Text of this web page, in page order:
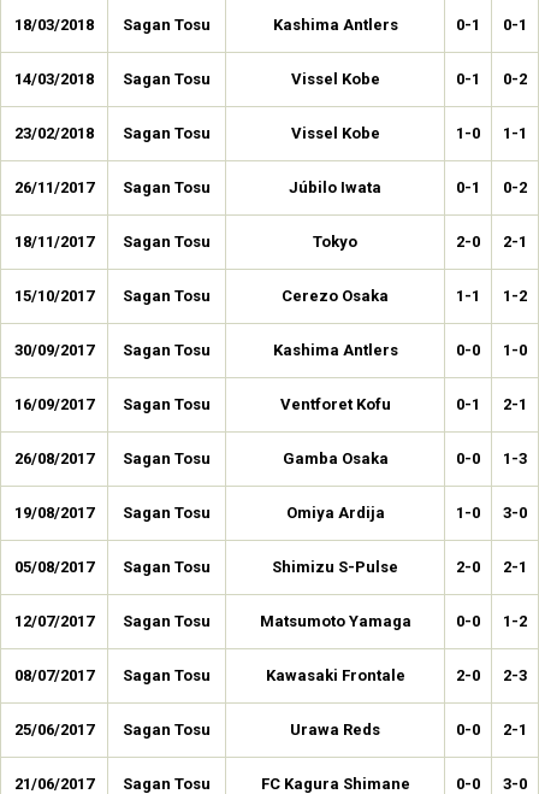
18/03/2018 Sagan Tosu Kashima Antlers 0-1 0-1
14/03/2018 Sagan Tosu Vissel Kobe 0-1 0-2
23/02/2018 Sagan Tosu Vissel Kobe 1-0 1-1
26/11/2017 Sagan Tosu Júbilo Iwata 0-1 0-2
18/11/2017 Sagan Tosu Tokyo 2-0 2-1
15/10/2017 Sagan Tosu Cerezo Osaka 1-1 1-2
30/09/2017 Sagan Tosu Kashima Antlers 0-0 1-0
16/09/2017 Sagan Tosu Ventforet Kofu 0-1 2-1
26/08/2017 Sagan Tosu Gamba Osaka 0-0 1-3
19/08/2017 Sagan Tosu Omiya Ardija 1-0 3-0
05/08/2017 Sagan Tosu Shimizu S-Pulse 2-0 2-1
12/07/2017 Sagan Tosu Matsumoto Yamaga 0-0 1-2
08/07/2017 Sagan Tosu Kawasaki Frontale 2-0 2-3
25/06/2017 Sagan Tosu Urawa Reds 0-0 2-1
21/06/2017 Sagan Tosu FC Kagura Shimane 0-0 3-0